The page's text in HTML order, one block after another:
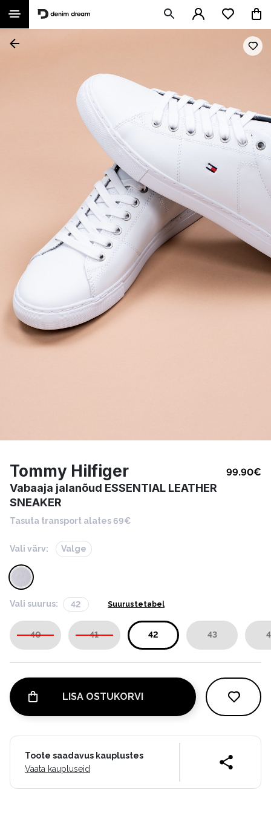
Tommy Hilfiger 99.90€
Vabaaja jalanõud ESSENTIAL LEATHER
SNEAKER
Tasuta transport alates 69€
Vali värv: Valge
Vali suurus: 42 Suurustetabel
40 41 42 43
LISA OSTUKORVI
Toote saadavus kauplustes
Vaata kaupluseid